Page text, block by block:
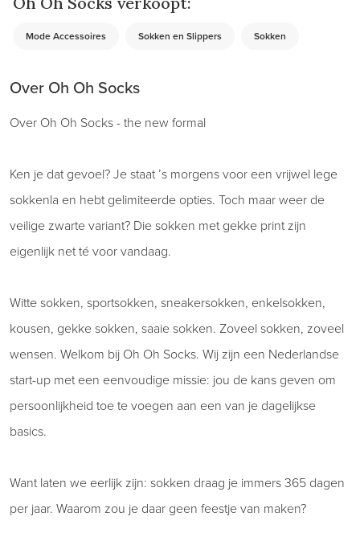
Mode Accessoires Sokken en Slippers Sokken
Over Oh Oh Socks
Over Oh Oh Socks - the new formal
Ken je dat gevoel? Je staat ’s morgens voor een vrijwel lege
sokkenla en hebt gelimiteerde opties. Toch maar weer de
veilige zwarte variant? Die sokken met gekke print zijn
eigenlijk net té voor vandaag.
Witte sokken, sportsokken, sneakersokken, enkelsokken,
kousen, gekke sokken, saaie sokken. Zoveel sokken, zoveel
wensen. Welkom bij Oh Oh Socks. Wij zijn een Nederlandse
start-up met een eenvoudige missie: jou de kans geven om
persoonlijkheid toe te voegen aan een van je dagelijkse
basics.
Want laten we eerlijk zijn: sokken draag je immers 365 dagen
per jaar. Waarom zou je daar geen feestje van maken?